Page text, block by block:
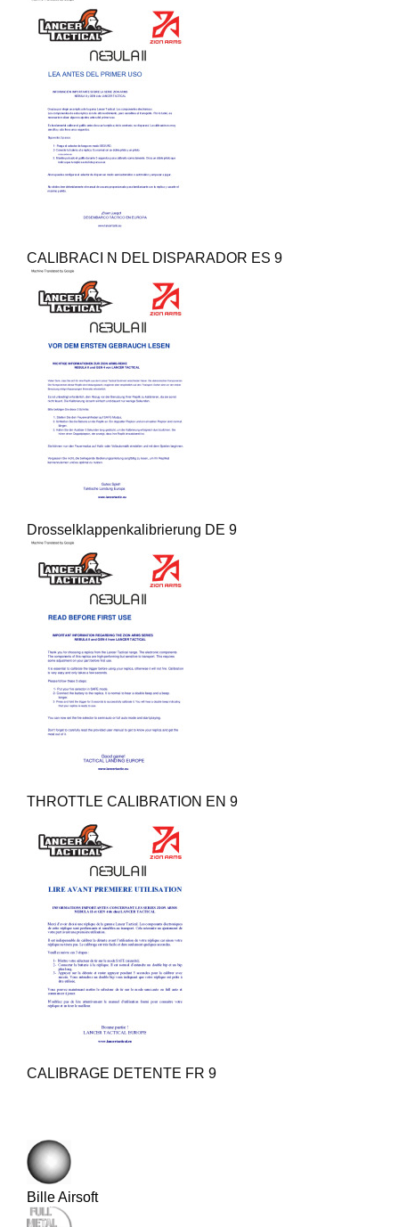
CALIBRACI N DEL DISPARADOR ES 9
Drosselklappenkalibrierung DE 9
THROTTLE CALIBRATION EN 9
CALIBRAGE DETENTE FR 9
Bille Airsoft